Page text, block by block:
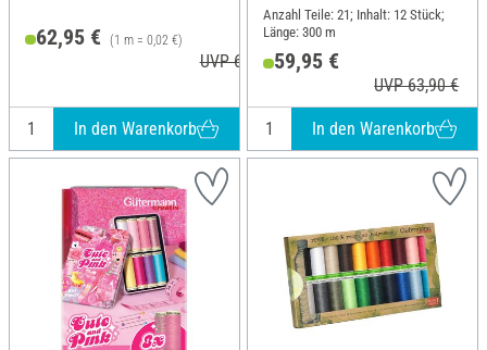
62,95 € (1 m = 0,02 €)
UVP 69,90 €
In den Warenkorb
Anzahl Teile: 21; Inhalt: 12 Stück;
Länge: 300 m
59,95 €
UVP 63,90 €
In den Warenkorb